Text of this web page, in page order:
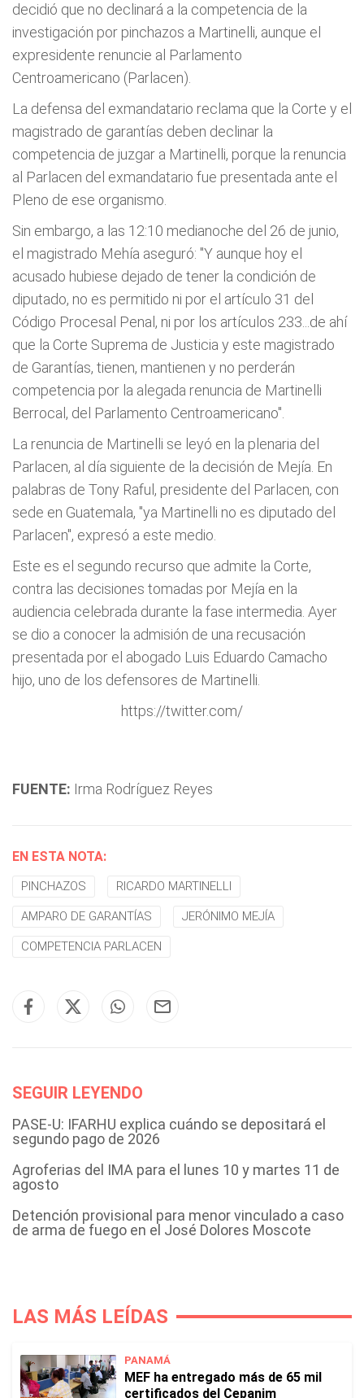
decidió que no declinará a la competencia de la
investigación por pinchazos a Martinelli, aunque el
expresidente renuncie al Parlamento
Centroamericano (Parlacen).
La defensa del exmandatario reclama que la Corte y el
magistrado de garantías deben declinar la
competencia de juzgar a Martinelli, porque la renuncia
al Parlacen del exmandatario fue presentada ante el
Pleno de ese organismo.
Sin embargo, a las 12:10 medianoche del 26 de junio,
el magistrado Mehía aseguró: "Y aunque hoy el
acusado hubiese dejado de tener la condición de
diputado, no es permitido ni por el artículo 31 del
Código Procesal Penal, ni por los artículos 233...de ahí
que la Corte Suprema de Justicia y este magistrado
de Garantías, tienen, mantienen y no perderán
competencia por la alegada renuncia de Martinelli
Berrocal, del Parlamento Centroamericano".
La renuncia de Martinelli se leyó en la plenaria del
Parlacen, al día siguiente de la decisión de Mejía. En
palabras de Tony Raful, presidente del Parlacen, con
sede en Guatemala, "ya Martinelli no es diputado del
Parlacen", expresó a este medio.
Este es el segundo recurso que admite la Corte,
contra las decisiones tomadas por Mejía en la
audiencia celebrada durante la fase intermedia. Ayer
se dio a conocer la admisión de una recusación
presentada por el abogado Luis Eduardo Camacho
hijo, uno de los defensores de Martinelli.
https://twitter.com/
FUENTE: Irma Rodríguez Reyes
EN ESTA NOTA:
PINCHAZOS RICARDO MARTINELLI
AMPARO DE GARANTÍAS JERÓNIMO MEJÍA
COMPETENCIA PARLACEN
SEGUIR LEYENDO
PASE-U: IFARHU explica cuándo se depositará el
segundo pago de 2026
Agroferias del IMA para el lunes 10 y martes 11 de
agosto
Detención provisional para menor vinculado a caso
de arma de fuego en el José Dolores Moscote
LAS MÁS LEÍDAS
PANAMÁ
MEF ha entregado más de 65 mil
certificados del Cepanim